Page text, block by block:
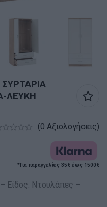
ΛΕΥΚΗ
(0 Αξιολογήσεις)
*Για παραγγελίες 35€ έως 1500€
Είδος: Ντουλάπες –